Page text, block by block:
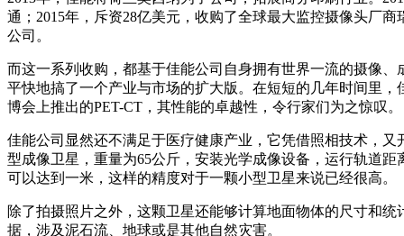
通；2015年，斥资28亿美元，收购了全球最大监控摄像头厂
公司。
而这一系列收购，都基于佳能公司自身拥有世界一流的摄像
平快地搞了一个产业与市场的扩大版。在短短的几年时间里
博会上推出的PET-CT，其性能的卓越性，令行家们为之惊叹。
佳能公司显然还不满足于医疗健康产业，它凭借照相技术，
型成像卫星，重量为65公斤，安装光学成像设备，运行轨道
可以达到一米，这样的精度对于一颗小型卫星来说已经很高。
除了拍摄照片之外，这颗卫星还能够计算地面物体的尺寸和
据，涉及泥石流、地球或是其他自然灾害。